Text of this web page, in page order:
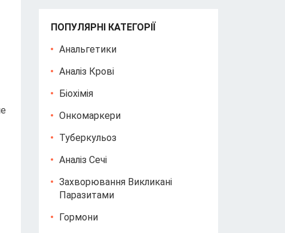
ПОПУЛЯРНІ КАТЕГОРІЇ
Анальгетики
Аналіз Крові
Біохімія
Онкомаркери
Туберкульоз
Аналіз Сечі
Захворювання Викликані
Паразитами
Гормони